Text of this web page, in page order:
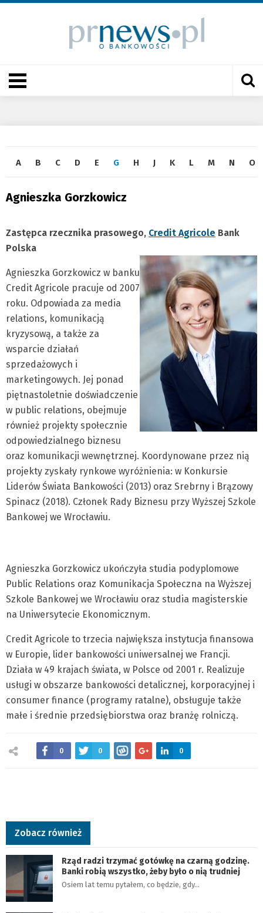
A B C D E G H J K L M N O
Agnieszka Gorzkowicz
Zastępca rzecznika prasowego, Credit Agricole Bank
Polska
Agnieszka Gorzkowicz w banku
Credit Agricole pracuje od 2007
roku. Odpowiada za media
relations, komunikacją
kryzysową, a także za
wsparcie działań
sprzedażowych i
marketingowych. Jej ponad
piętnastoletnie doświadczenie
w public relations, obejmuje
również projekty społecznie
odpowiedzialnego biznesu
oraz komunikacji wewnętrznej. Koordynowane przez nią
projekty zyskały rynkowe wyróżnienia: w Konkursie
Liderów Świata Bankowości (2013) oraz Srebrny i Brązowy
Spinacz (2018). Członek Rady Biznesu przy Wyższej Szkole
Bankowej we Wrocławiu.
Agnieszka Gorzkowicz ukończyła studia podyplomowe
Public Relations oraz Komunikacja Społeczna na Wyższej
Szkole Bankowej we Wrocławiu oraz studia magisterskie
na Uniwersytecie Ekonomicznym.
Credit Agricole to trzecia największa instytucja finansowa
w Europie, lider bankowości uniwersalnej we Francji.
Działa w 49 krajach świata, w Polsce od 2001 r. Realizuje
usługi w obszarze bankowości detalicznej, korporacyjnej i
consumer finance (programy ratalne), obsługuje także
małe i średnie przedsiębiorstwa oraz branżę rolniczą.
0 0 0
Zobacz również
Rząd radzi trzymać gotówkę na czarną godzinę.
Banki robią wszystko, żeby było o nią trudniej
Osiem lat temu pytałem, co będzie, gdy…